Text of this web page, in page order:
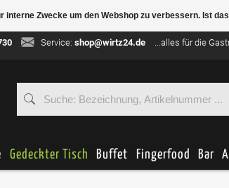
Service: shop@wirtz24.de ...alles für die
Gedeckter Tisch Buffet Fingerfood Bar
interne Zwecke um den Webshop zu verbessern. Ist